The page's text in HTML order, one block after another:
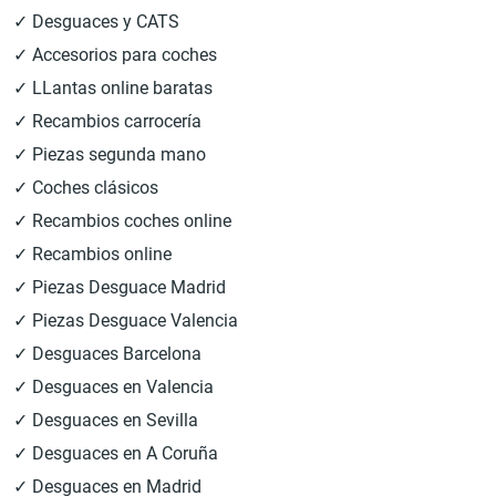
✓ Desguaces y CATS
✓ Accesorios para coches
✓ LLantas online baratas
✓ Recambios carrocería
✓ Piezas segunda mano
✓ Coches clásicos
✓ Recambios coches online
✓ Recambios online
✓ Piezas Desguace Madrid
✓ Piezas Desguace Valencia
✓ Desguaces Barcelona
✓ Desguaces en Valencia
✓ Desguaces en Sevilla
✓ Desguaces en A Coruña
✓ Desguaces en Madrid